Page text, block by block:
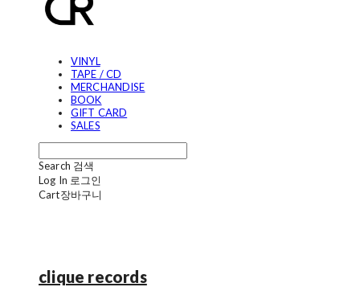
VINYL
TAPE / CD
MERCHANDISE
BOOK
GIFT CARD
SALES
Search 검색
Log In 로그인
Cart장바구니
clique records